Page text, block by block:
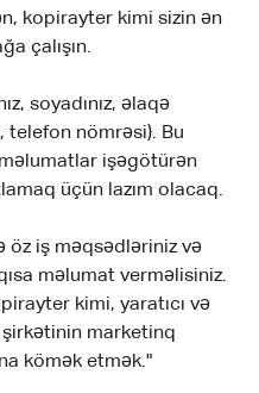
kopirayter kimi sizin ən
çalışın.
soyadınız, əlaqə
telefon nömrəsi). Bu
işəgötürən
üçün lazım olacaq.
öz iş məqsədləriniz və
məlumat verməlisiniz.
kimi, yaratıcı və
marketinq
kömək etmək."